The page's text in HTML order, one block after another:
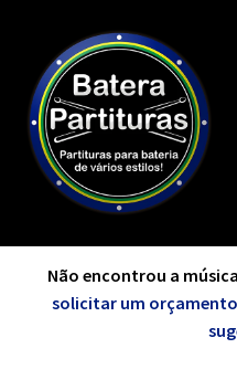
para
navegação
para
o
conteúdo
Não encontrou a
solicitar um orçamento